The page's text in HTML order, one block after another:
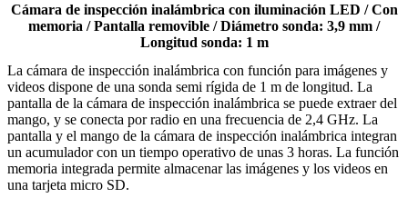
Cámara de inspección inalámbrica con iluminación LED / Con
memoria / Pantalla removible / Diámetro sonda: 3,9 mm /
Longitud sonda: 1 m
La cámara de inspección inalámbrica con función para imágenes y
videos dispone de una sonda semi rígida de 1 m de longitud. La
pantalla de la cámara de inspección inalámbrica se puede extraer del
mango, y se conecta por radio en una frecuencia de 2,4 GHz. La
pantalla y el mango de la cámara de inspección inalámbrica integran
un acumulador con un tiempo operativo de unas 3 horas. La función
memoria integrada permite almacenar las imágenes y los videos en
una tarjeta micro SD.